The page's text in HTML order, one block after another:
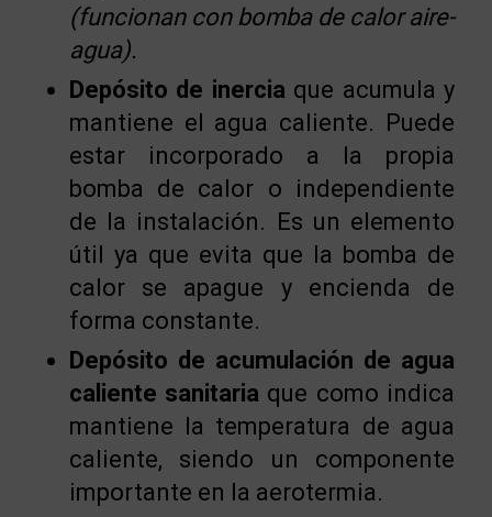
(funcionan con bomba de calor aire-
agua).
Depósito de inercia que acumula y
mantiene el agua caliente. Puede
estar incorporado a la propia
bomba de calor o independiente
de la instalación. Es un elemento
útil ya que evita que la bomba de
calor se apague y encienda de
forma constante.
Depósito de acumulación de agua
caliente sanitaria que como indica
mantiene la temperatura de agua
caliente, siendo un componente
importante en la aerotermia.